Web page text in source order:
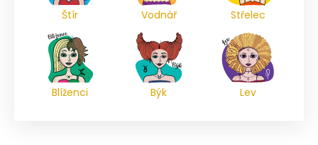
Štír Vodnář Střelec
Blíženci Býk Lev